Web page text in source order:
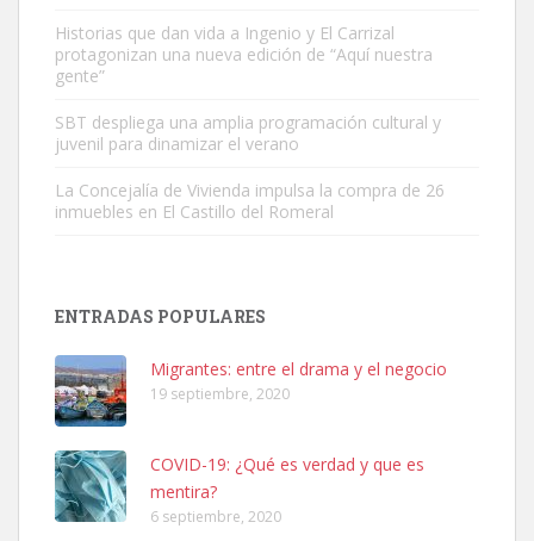
Este gato macho ha aparecido en la calle hace menos de un mes,
es muy manso y extremadamente cari...
Leales.org » Gran Canaria
Leales.org » Gran Canaria
Historias que dan vida a Ingenio y El Carrizal
protagonizan una nueva edición de “Aquí nuestra
gente”
SBT despliega una amplia programación cultural y
juvenil para dinamizar el verano
La Concejalía de Vivienda impulsa la compra de 26
inmuebles en El Castillo del Romeral
ENTRADAS POPULARES
Migrantes: entre el drama y el negocio
19 septiembre, 2020
COVID-19: ¿Qué es verdad y que es
mentira?
6 septiembre, 2020